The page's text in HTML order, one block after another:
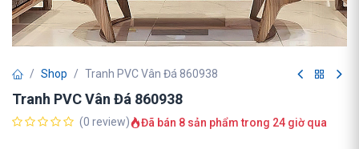
Shop Tranh PVC Vân Đá 860938
Tranh PVC Vân Đá 860938
(0 review) Đã bán 8 sản phẩm trong 24 giờ qua